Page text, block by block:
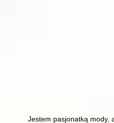
Jestem pasjonatką mody,